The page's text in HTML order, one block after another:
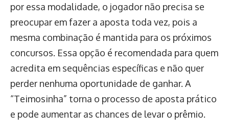
por essa modalidade, o jogador não precisa se
preocupar em fazer a aposta toda vez, pois a
mesma combinação é mantida para os próximos
concursos. Essa opção é recomendada para quem
acredita em sequências específicas e não quer
perder nenhuma oportunidade de ganhar. A
“Teimosinha” torna o processo de aposta prático
e pode aumentar as chances de levar o prêmio.